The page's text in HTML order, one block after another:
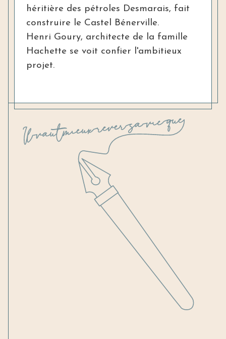
héritière des pétroles Desmarais, fait
construire le Castel Bénerville.
Henri Goury, architecte de la famille
Hachette se voit confier l'ambitieux
projet.